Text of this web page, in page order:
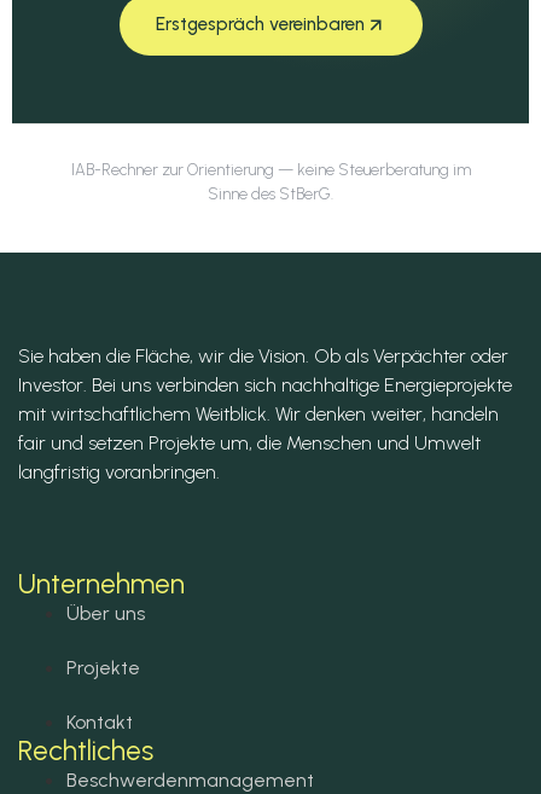
Erstgespräch vereinbaren
IAB-Rechner zur Orientierung — keine Steuerberatung im
Sinne des StBerG.
Sie haben die Fläche, wir die Vision. Ob als Verpächter oder
Investor. Bei uns verbinden sich nachhaltige Energieprojekte
mit wirtschaftlichem Weitblick. Wir denken weiter, handeln
fair und setzen Projekte um, die Menschen und Umwelt
langfristig voranbringen.
Unternehmen
Über uns
Projekte
Kontakt
Rechtliches
Beschwerdenmanagement